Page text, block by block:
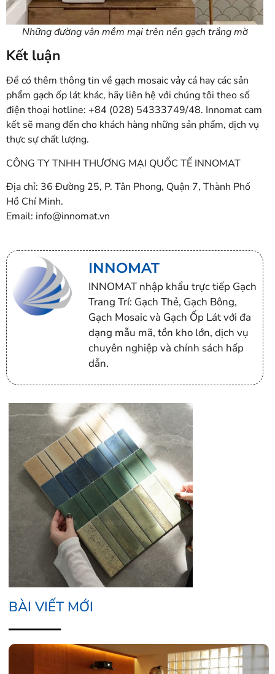
Những đường vân mềm mại trên nền gạch trắng mờ
Kết luận
Để có thêm thông tin về gạch mosaic vảy cá hay các sản
phẩm gạch ốp lát khác, hãy liên hệ với chúng tôi theo số
điện thoại hotline: +84 (028) 54333749/48. Innomat cam
kết sẽ mang đến cho khách hàng những sản phẩm, dịch vụ
thực sự chất lượng.
CÔNG TY TNHH THƯƠNG MẠI QUỐC TẾ INNOMAT
Địa chỉ: 36 Đường 25, P. Tân Phong, Quận 7, Thành Phố
Hồ Chí Minh.
Email: info@innomat.vn
INNOMAT
INNOMAT nhập khẩu trực tiếp Gạch
Trang Trí: Gạch Thẻ, Gạch Bông,
Gạch Mosaic và Gạch Ốp Lát với đa
dạng mẫu mã, tồn kho lớn, dịch vụ
chuyên nghiệp và chính sách hấp
dẫn.
BÀI VIẾT MỚI